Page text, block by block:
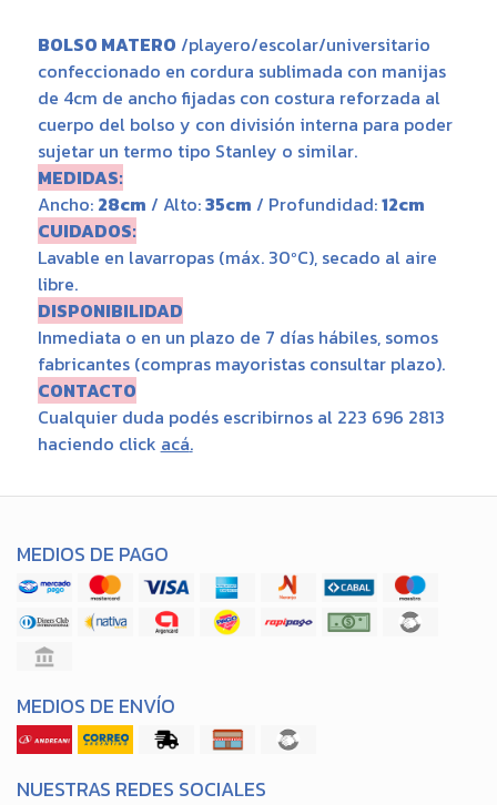
BOLSO MATERO /playero/escolar/universitario
confeccionado en cordura sublimada con manijas
de 4cm de ancho fijadas con costura reforzada al
cuerpo del bolso y con división interna para poder
sujetar un termo tipo Stanley o similar.
MEDIDAS:
Ancho: 28cm / Alto:35cm / Profundidad:12cm
CUIDADOS:
Lavable en lavarropas (máx. 30ºC), secado al aire
libre.
DISPONIBILIDAD
Inmediata o en un plazo de 7 días hábiles, somos
fabricantes (compras mayoristas consultar plazo).
CONTACTO
Cualquier duda podés escribirnos al 223 696 2813
haciendo click acá.
MEDIOS DE PAGO
MEDIOS DE ENVÍO
NUESTRAS REDES SOCIALES